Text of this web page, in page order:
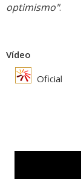
optimismo".
Vídeo
Oficial